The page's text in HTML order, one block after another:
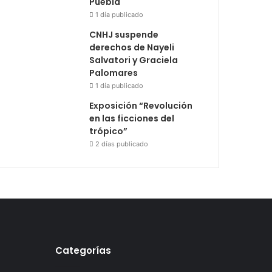
1 día publicado
CNHJ suspende
derechos de Nayeli
Salvatori y Graciela
Palomares
1 día publicado
Exposición “Revolución
en las ficciones del
trópico”
2 días publicado
Categorías